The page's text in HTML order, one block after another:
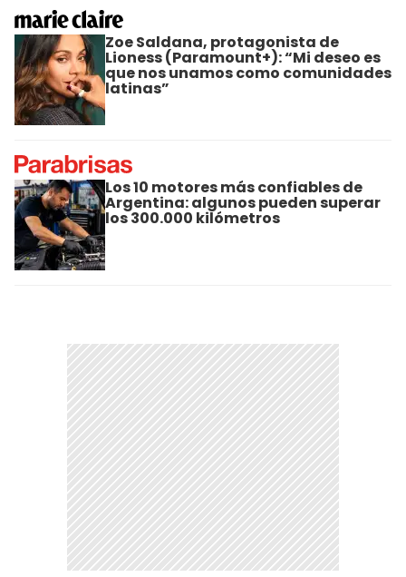
Zoe Saldana, protagonista de
Lioness (Paramount+): “Mi deseo es
que nos unamos como comunidades
latinas”
Los 10 motores más confiables de
Argentina: algunos pueden superar
los 300.000 kilómetros